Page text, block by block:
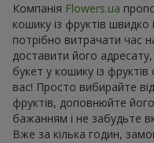
Компанія Flowers.ua
кошику із фруктів
потрібно витрачати час
доставити його
букет у кошику із
вас! Просто вибирайте
фруктів, доповнюйте
бажанням і не забудьте
Вже за кілька годин,